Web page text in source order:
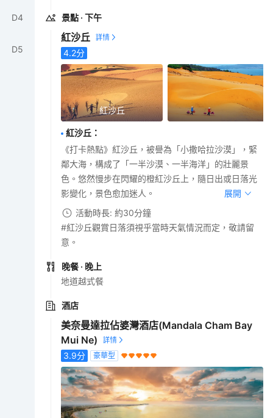
D4
D5
景點 · 下午
紅沙丘
4.2分
紅沙丘
紅沙丘 ：
《打卡熱點》紅沙丘，被譽為「小撒哈拉沙漠」，緊
鄰大海，構成了「一半沙漠、一半海洋」的壯麗景
色。悠然慢步在閃耀的橙紅沙丘上，隨日出或日落光
影變化，景色愈加迷人。
展開
活動時長: 約30分鐘
#紅沙丘觀賞日落須視乎當時天氣情況而定，敬請留
意。
晚餐 · 晚上
地道越式餐
酒店
美奈曼達拉佔婆灣酒店(Mandala Cham Bay
Mui Ne)
3.9分 豪華型